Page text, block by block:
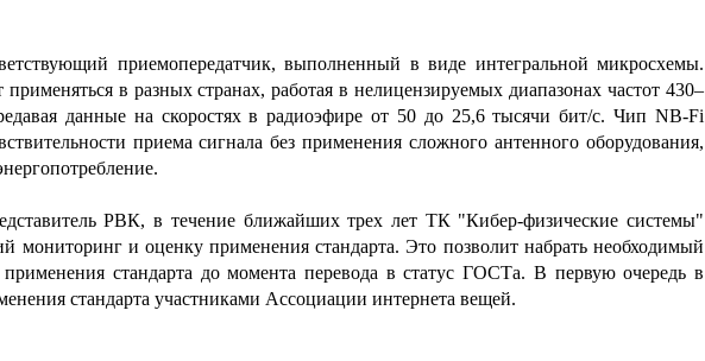
приемопередатчик, выполненный в виде интегральной микросхемы.
в разных странах, работая в нелицензируемых диапазонах частот 430–
данные на скоростях в радиоэфире от 50 до 25,6 тысячи бит/с. Чип NB-Fi
приема сигнала без применения сложного антенного оборудования,
РВК, в течение ближайших трех лет ТК "Кибер-физические системы"
мониторинг и оценку применения стандарта. Это позволит набрать необходимый
стандарта до момента перевода в статус ГОСТа. В первую очередь в
стандарта участниками Ассоциации интернета вещей.